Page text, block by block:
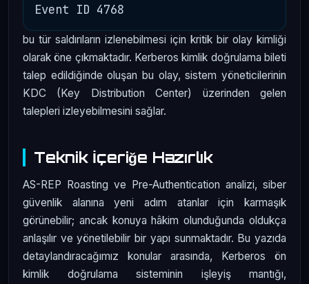
bu tür saldırıların izlenebilmesi için kritik bir olay kimliği
olarak öne çıkmaktadır. Kerberos kimlik doğrulama bileti
talep edildiğinde oluşan bu olay, sistem yöneticilerinin
KDC (Key Distribution Center) üzerinden gelen
talepleri izleyebilmesini sağlar.
Teknik İçeriğe Hazırlık
AS-REP Roasting ve Pre-Authentication analizi, siber
güvenlik alanına yeni adım atanlar için karmaşık
görünebilir; ancak konuya hâkim olunduğunda oldukça
anlaşılır ve yönetilebilir bir yapı sunmaktadır. Bu yazıda
detaylandıracağımız konular arasında, Kerberos ön
kimlik doğrulama sisteminin işleyiş mantığı,